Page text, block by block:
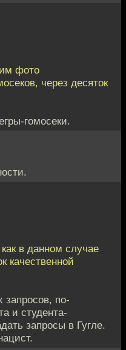
фото
через десяток
гомосеки.
в данном случае
качественной
запросов, по-
и студента-
запросы в Гугле.